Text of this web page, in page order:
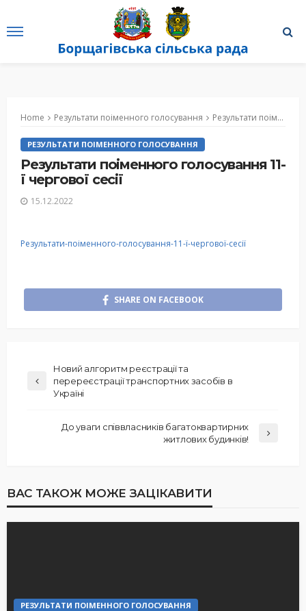
Home Результати поіменного голосування Результати поіменного голосування 11-ї чергової сесії
РЕЗУЛЬТАТИ ПОІМЕННОГО ГОЛОСУВАННЯ
Результати поіменного голосування 11-
ї чергової сесії
15.12.2022
Результати-поіменного-голосування-11-ї-чергової-сесії
SHARE ON FACEBOOK
Новий алгоритм реєстрації та
перереєстрації транспортних засобів в
Україні
До уваги співвласників багатоквартирних
житлових будинків!
ВАС ТАКОЖ МОЖЕ ЗАЦІКАВИТИ
РЕЗУЛЬТАТИ ПОІМЕННОГО ГОЛОСУВАННЯ